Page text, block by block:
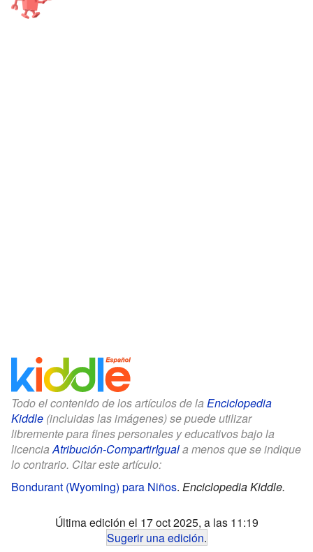
Todo el contenido de los artículos de la Enciclopedia
Kiddle (incluidas las imágenes) se puede utilizar
libremente para fines personales y educativos bajo la
licenciaAtribución-CompartirIguala menos que se indique
lo contrario. Citar este artículo:
Bondurant (Wyoming) para Niños. Enciclopedia Kiddle.
Última edición el 17 oct 2025, a las 11:19
Sugerir una edición.